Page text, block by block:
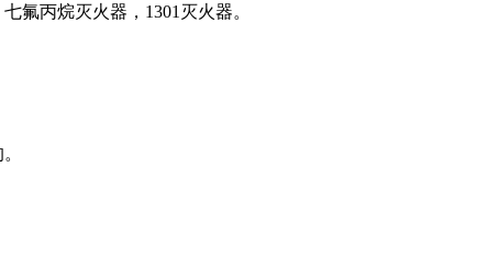
氟丙烷灭火器，1301灭火器。